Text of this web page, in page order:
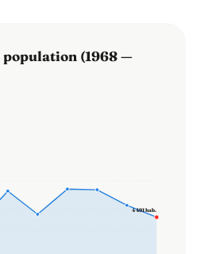
population (1968 —
4 491 hab.